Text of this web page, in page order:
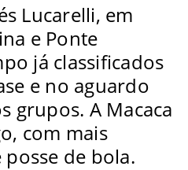
Lucarelli, em
e Ponte
já classificados
e no aguardo
grupos. A Macaca
com mais
posse de bola.